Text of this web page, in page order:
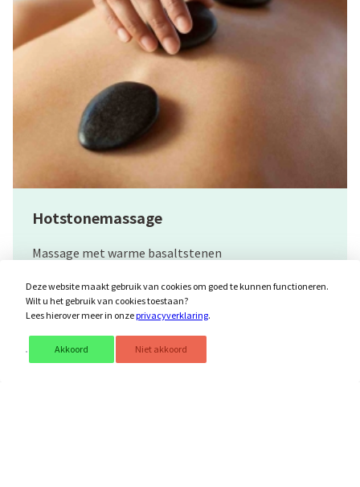
Hotstonemassage
Massage met warme basaltstenen
vanaf € 42,00
Bekijk
Deze website maakt gebruik van cookies om goed te kunnen functioneren.
Wilt u het gebruik van cookies toestaan?
Lees hierover meer in onzeprivacyverklaring.
Akkoord Niet akkoord